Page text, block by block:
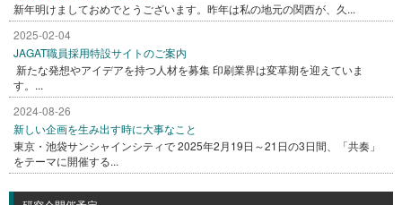
新年明けましておめでとうございます。昨年は私の地元の関西が、久...
2025-02-04
JAGAT職員採用特設サイトのご案内
新たな発想やアイデアを持つ人材を募集 印刷業界は変革期を迎えていま
す。...
2024-08-26
新しい企画を生み出す時に大事なこと
東京・池袋サンシャインシティで 2025年2月19日～21日の3日間、「共奏」
をテーマに開催する...